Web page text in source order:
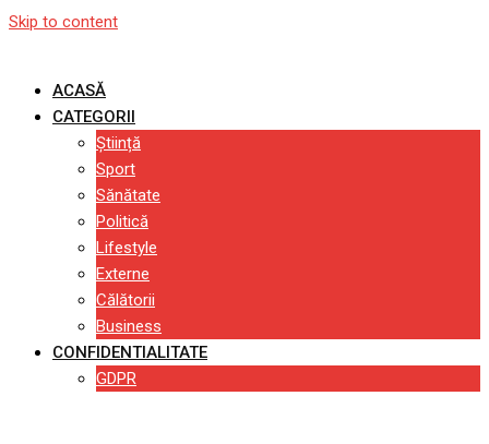
Skip to content
ACASĂ
CATEGORII
Știință
Sport
Sănătate
Politică
Lifestyle
Externe
Călătorii
Business
CONFIDENTIALITATE
GDPR